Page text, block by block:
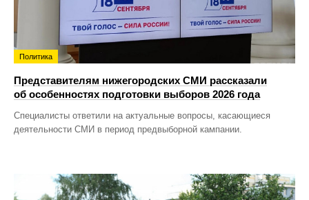
Политика
Представителям нижегородских СМИ рассказали
об особенностях подготовки выборов 2026 года
Специалисты ответили на актуальные вопросы, касающиеся
деятельности СМИ в период предвыборной кампании.